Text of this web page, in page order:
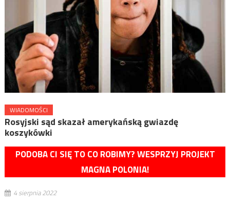
WIADOMOŚCI
Rosyjski sąd skazał amerykańską gwiazdę
koszykówki
PODOBA CI SIĘ TO CO ROBIMY? WESPRZYJ PROJEKT
MAGNA POLONIA!
4 sierpnia 2022